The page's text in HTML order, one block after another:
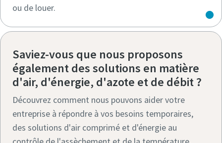
ou de louer.
Saviez-vous que nous proposons
également des solutions en matière
d'air, d'énergie, d'azote et de débit ?
Découvrez comment nous pouvons aider votre
entreprise à répondre à vos besoins temporaires,
des solutions d'air comprimé et d'énergie au